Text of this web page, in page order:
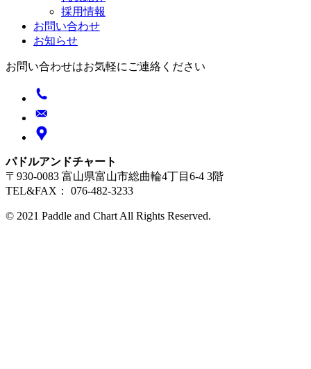
採用情報
お問い合わせ
お知らせ
お問い合わせはお気軽にご連絡ください
パドルアンドチャート
〒930-0083 富山県富山市総曲輪4丁目6-4 3階
TEL&FAX： 076-482-3233
© 2021 Paddle and Chart All Rights Reserved.